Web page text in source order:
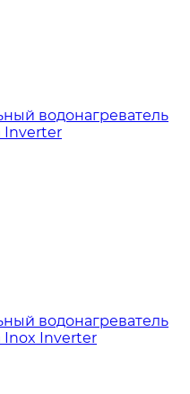
водонагреватель
Inverter
водонагреватель
Inox Inverter